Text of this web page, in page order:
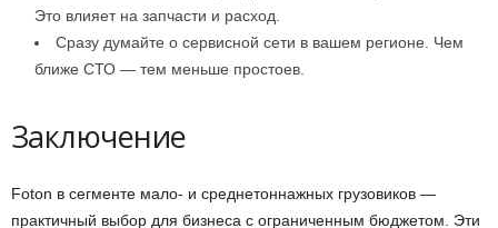
Это влияет на запчасти и расход.
Сразу думайте о сервисной сети в вашем регионе. Чем
ближе СТО — тем меньше простоев.
Заключение
Foton в сегменте мало- и среднетоннажных грузовиков —
практичный выбор для бизнеса с ограниченным бюджетом. Эти